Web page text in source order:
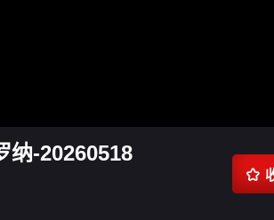
纳-20260518
